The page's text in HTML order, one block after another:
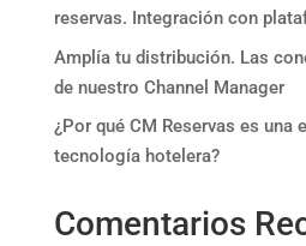
reservas. Integración con
Amplía tu distribución. Las
de nuestro Channel Manager
¿Por qué CM Reservas es una
tecnología hotelera?
Comentarios